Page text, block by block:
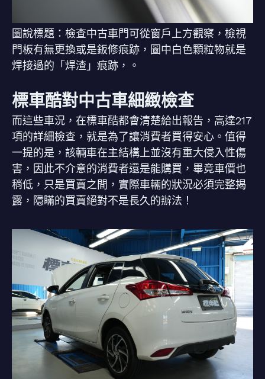
圖說標題：檢查中古車門可從窗戶上方觀察，檢視
門板有無更換或是鈑修痕跡，圖中白色顆粒物就是
焊接過的「焊渣」痕跡，。
標車酷對中古車細緻檢查
而這些車況，在標車酷都會清楚給出報告，高達217
項的詳細檢查，就是為了讓消費者買得安心。值得
一提的是，該輛車在主結構上並沒有重大侵入性傷
害，因此不介意的消費者還是能購買，畢竟車價也
稍低，只是買賣之間，實際車輛的狀況必須完整揭
露，隱瞞的買賣絕對不是長久的辦法！